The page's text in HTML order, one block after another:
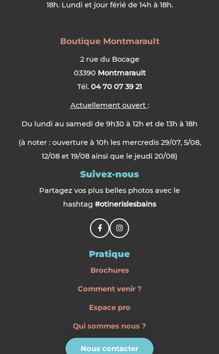
18h. Lundi et jour férié de 14h à 18h.
Boutique Montmarault
2 rue du Bocage
03390 Montmarault
Tél. 04 70 07 39 21
Actuellement ouvert :
Du lundi au samedi de 9h30 à 12h et de 13h à 18h
(à noter : ouverture à 10h les mercredis 29/07, 5/08,
12/08 et 19/08 ainsi que le jeudi 20/08)
Suivez-nous
Partagez vos plus belles photos avec le
hashtag #otinerislesbains
Pratique
Brochures
Comment venir ?
Espace pro
Qui sommes nous ?
Nous contacter